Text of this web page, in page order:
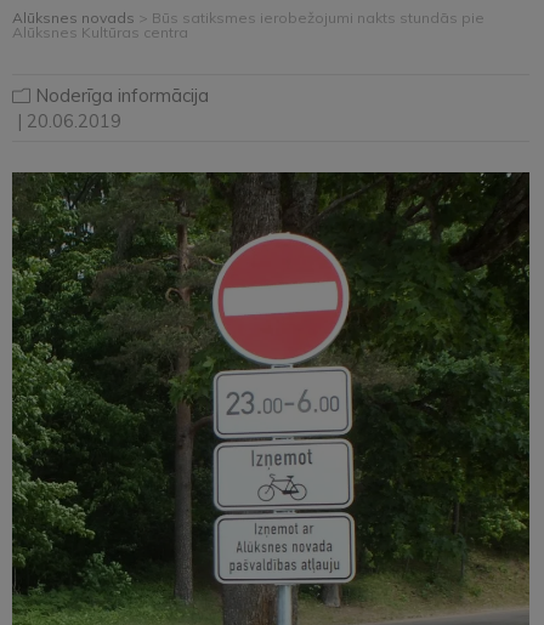
Alūksnes novads > Būs satiksmes ierobežojumi nakts stundās pie
Alūksnes Kultūras centra
Noderīga informācija
| 20.06.2019